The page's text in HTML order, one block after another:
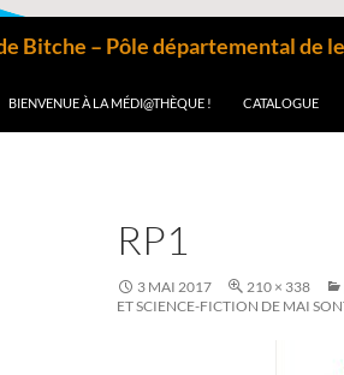
Bitche – Pôle départemental de
BIENVENUE À LA MÉDI@THÈQUE ! CATALOGUE
RP1
3 MAI 2017 210 × 338
ET SCIENCE-FICTION DE MAI